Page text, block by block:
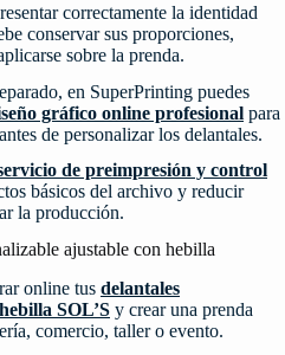
correctamente la identidad
conservar sus proporciones,
sobre la prenda.
en SuperPrinting puedes
gráfico online profesional para
de personalizar los delantales.
de preimpresión y control
básicos del archivo y reducir
la producción.
ajustable con hebilla
online tus delantales
SOL’S y crear una prenda
comercio, taller o evento.